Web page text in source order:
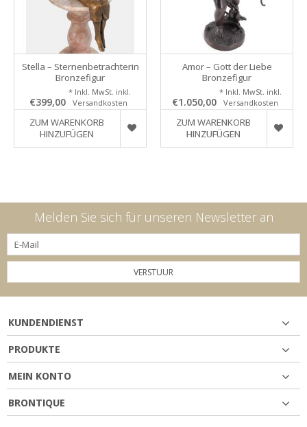
Stella – Sternenbetrachterin
Bronzefigur
€399,00
* Inkl. MwSt. inkl.
Versandkosten
ZUM WARENKORB
HINZUFÜGEN
Amor – Gott der Liebe
Bronzefigur
€1.050,00
* Inkl. MwSt. inkl.
Versandkosten
ZUM WARENKORB
HINZUFÜGEN
Melden Sie sich für unseren Newsletter an
VERSTUUR
KUNDENDIENST
PRODUKTE
MEIN KONTO
BRONTIQUE